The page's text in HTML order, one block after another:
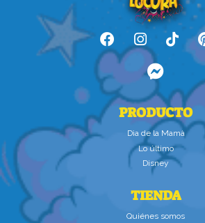
PRODUCTO
Dìa de la Mamà
Lo último
Disney
TIENDA
Quiénes somos